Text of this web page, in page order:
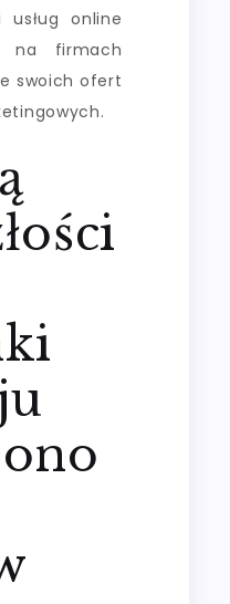
online
na firmach
swoich ofert